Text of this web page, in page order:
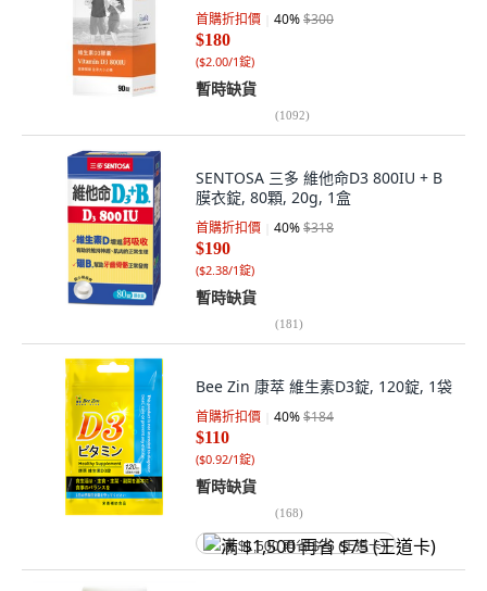
首購折扣價 40%$300
$180
($2.00/1錠)
暫時缺貨
(1092)
SENTOSA 三多 維他命D3 800IU + B
膜衣錠, 80顆, 20g, 1盒
首購折扣價 40%$318
$190
($2.38/1錠)
暫時缺貨
(181)
Bee Zin 康萃 維生素D3錠, 120錠, 1袋
首購折扣價 40%$184
$110
($0.92/1錠)
暫時缺貨
(168)
满 $1,500 再省 $75 (王道卡)